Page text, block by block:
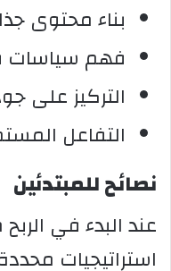
بناء محتوى
فهم
التركيز على
التفاعل
نصائح للمبتدئين
عند البدء في الربح
استراتيجيات